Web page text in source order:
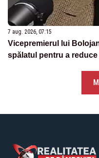
7 aug. 2026, 07:15
Vicepremierul lui
spălatul pentru a